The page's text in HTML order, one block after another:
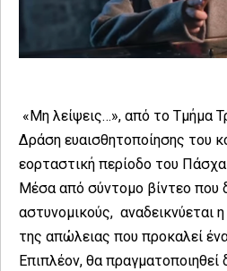
«Μη λείψεις…», από το Τμήμα
Δράση ευαισθητοποίησης του
εορταστική περίοδο του Πάσχα
Μέσα από σύντομο βίντεο που
αστυνομικούς, αναδεικνύεται
της απώλειας που προκαλεί
Επιπλέον, θα